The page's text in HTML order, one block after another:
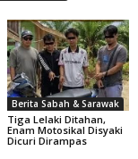
Berita Sabah & Sarawak
Tiga Lelaki Ditahan,
Enam Motosikal Disyaki
Dicuri Dirampas